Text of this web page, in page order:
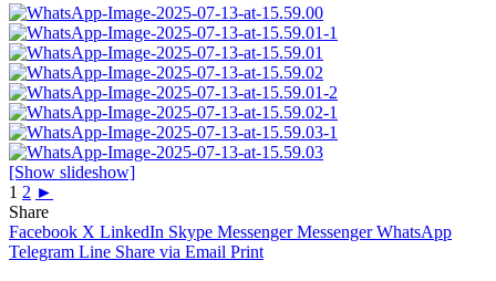
[Show slideshow]
1 2 ►
Share
Facebook X LinkedIn Skype Messenger Messenger WhatsApp
Telegram Line Share via Email Print